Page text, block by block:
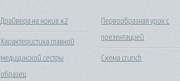
Драйвера на нокиа x2
Характеристика главной
медицинской сестры
образец
Первообразная урок с
презентацией
Схема crunch